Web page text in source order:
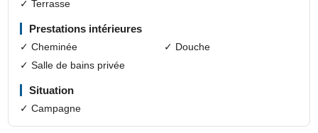
✓ Terrasse
Prestations intérieures
✓ Cheminée
✓ Douche
✓ Salle de bains privée
Situation
✓ Campagne